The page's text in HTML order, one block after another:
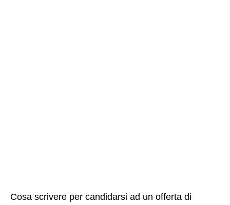
Cosa scrivere per candidarsi ad un offerta di